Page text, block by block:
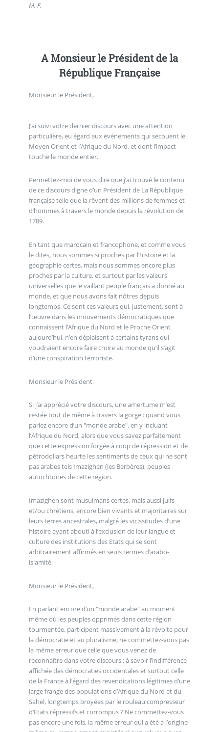
M. F.
A Monsieur le Président de la
République Française
Monsieur le Président,
J’ai suivi votre dernier discours avec une attention
particulière, eu égard aux événements qui secouent le
Moyen Orient et l’Afrique du Nord, et dont l’impact
touche le monde entier.
Permettez-moi de vous dire que j’ai trouvé le contenu
de ce discours digne d’un Président de La République
française telle que la rêvent des millions de femmes et
d’hommes à travers le monde depuis la révolution de
1789.
En tant que marocain et francophone, et comme vous
le dites, nous sommes si proches par l’histoire et la
géographie certes, mais nous sommes encore plus
proches par la culture, et surtout par les valeurs
universelles que le vaillant peuple français a donné au
monde, et que nous avons fait nôtres depuis
longtemps. Ce sont ces valeurs qui, justement, sont à
l’œuvre dans les mouvements démocratiques que
connaissent l’Afrique du Nord et le Proche Orient
aujourd’hui, n’en déplaisent à certains tyrans qui
voudraient encore faire croire au monde qu’il s’agit
d’une conspiration terroriste.
Monsieur le Président,
Si j’ai apprécié votre discours, une amertume m’est
restée tout de même à travers la gorge : quand vous
parlez encore d’un "monde arabe", en y incluant
l’Afrique du Nord, alors que vous savez parfaitement
que cette expression forgée à coup de répression et de
pétrodollars heurte les sentiments de ceux qui ne sont
pas arabes tels Imazighen (les Berbères), peuples
autochtones de cette région.
Imazighen sont musulmans certes, mais aussi juifs
et/ou chrétiens, encore bien vivants et majoritaires sur
leurs terres ancestrales, malgré les vicissitudes d’une
histoire ayant abouti à l’exclusion de leur langue et
culture des institutions des Etats qui se sont
arbitrairement affirmés en seuls termes d’arabo-
islamité.
Monsieur le Président,
En parlant encore d’un "monde arabe" au moment
même où les peuples opprimés dans cette région
tourmentée, participent massivement à la révolte pour
la démocratie et au pluralisme, ne commettez-vous pas
la même erreur que celle que vous venez de
reconnaître dans votre discours : à savoir l’indifférence
affichée des démocraties occidentales et surtout celle
de la France à l’égard des revendications légitimes d’une
large frange des populations d’Afrique du Nord et du
Sahel, longtemps broyées par le rouleau compresseur
d’Etats répressifs et corrompus ? Ne commettez-vous
pas encore une fois, la même erreur qui a été à l’origine